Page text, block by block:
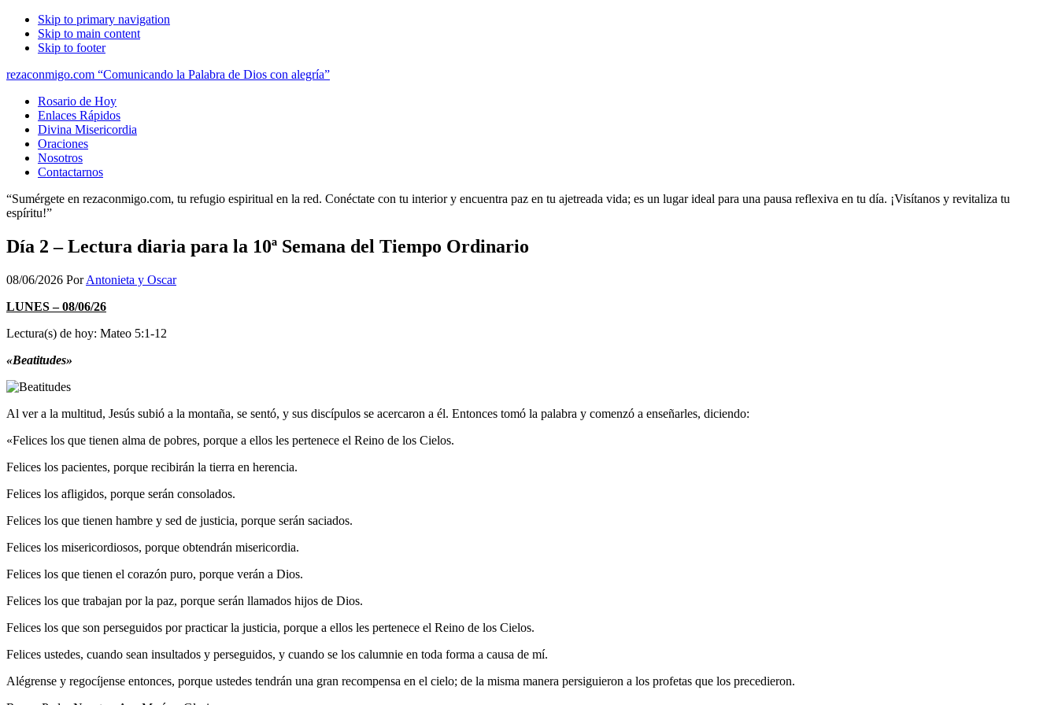
Skip to primary navigation
Skip to main content
Skip to footer
rezaconmigo.com “Comunicando la Palabra de Dios con alegría”
Rosario de Hoy
Enlaces Rápidos
Divina Misericordia
Oraciones
Nosotros
Contactarnos
“Sumérgete en rezaconmigo.com, tu refugio espiritual en la red. Conéctate con tu interior y encuentra paz en tu ajetreada vida; es un lugar ideal para una pausa reflexiva en tu día. ¡Visítanos y revitaliza tu
espíritu!”
Día 2 – Lectura diaria para la 10ª Semana del Tiempo Ordinario
08/06/2026 PorAntonieta y Oscar
LUNES – 08/06/26
Lectura(s) de hoy: Mateo 5:1-12
«Beatitudes»
Al ver a la multitud, Jesús subió a la montaña, se sentó, y sus discípulos se acercaron a él. Entonces tomó la palabra y comenzó a enseñarles, diciendo:
«Felices los que tienen alma de pobres, porque a ellos les pertenece el Reino de los Cielos.
Felices los pacientes, porque recibirán la tierra en herencia.
Felices los afligidos, porque serán consolados.
Felices los que tienen hambre y sed de justicia, porque serán saciados.
Felices los misericordiosos, porque obtendrán misericordia.
Felices los que tienen el corazón puro, porque verán a Dios.
Felices los que trabajan por la paz, porque serán llamados hijos de Dios.
Felices los que son perseguidos por practicar la justicia, porque a ellos les pertenece el Reino de los Cielos.
Felices ustedes, cuando sean insultados y perseguidos, y cuando se los calumnie en toda forma a causa de mí.
Alégrense y regocíjense entonces, porque ustedes tendrán una gran recompensa en el cielo; de la misma manera persiguieron a los profetas que los precedieron.